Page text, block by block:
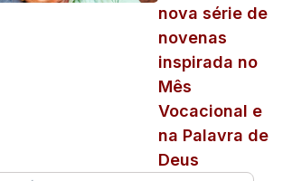
nova série de
novenas
inspirada no
Mês
Vocacional e
na Palavra de
Deus